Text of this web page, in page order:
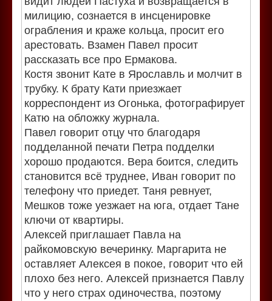
милицию, сознается в инсценировке
ограбления и краже кольца, просит его
арестовать. Взамен Павел просит
рассказать все про Ермакова.
Костя звонит Кате в Ярославль и молчит в
трубку. К брату Кати приезжает
корреспондент из Огонька, фотографирует
Катю на обложку журнала.
Павел говорит отцу что благодаря
подделанной печати Петра подделки
хорошо продаются. Вера боится, следить
становится всё труднее, Иван говорит по
телефону что приедет. Таня ревнует,
Мешков тоже уезжает на юга, отдает Тане
ключи от квартиры.
Алексей приглашает Павла на
райкомовскую вечеринку. Маргарита не
оставляет Алексея в покое, говорит что ей
плохо без него. Алексей признается Павлу
что у него страх одиночества, поэтому